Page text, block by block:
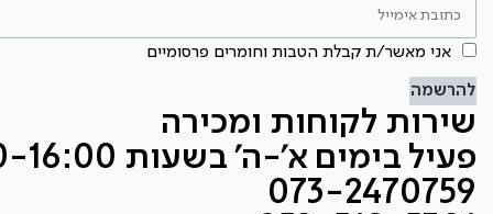
אני מאשר/ת קבלת הטבות וחומרים פרסומיים
להרשמה
שירות לקוחות ומכירה
פעיל בימים א'-ה' בשעות 9:00-16:00
073-2470759